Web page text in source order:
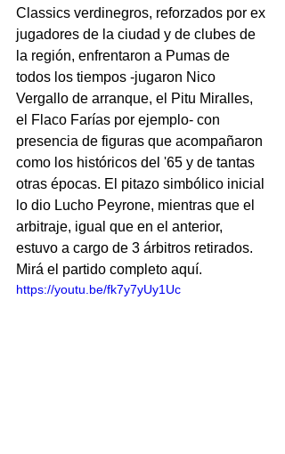
Classics verdinegros, reforzados por ex
jugadores de la ciudad y de clubes de
la región, enfrentaron a Pumas de
todos los tiempos -jugaron Nico
Vergallo de arranque, el Pitu Miralles,
el Flaco Farías por ejemplo- con
presencia de figuras que acompañaron
como los históricos del '65 y de tantas
otras épocas. El pitazo simbólico inicial
lo dio Lucho Peyrone, mientras que el
arbitraje, igual que en el anterior,
estuvo a cargo de 3 árbitros retirados.
Mirá el partido completo aquí.
https://youtu.be/fk7y7yUy1Uc